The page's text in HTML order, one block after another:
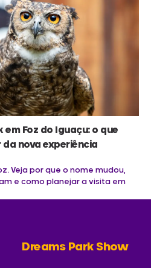
em Foz do Iguaçu: o que
da nova experiência
Veja por que o nome mudou,
e como planejar a visita em
Dreams Park Show